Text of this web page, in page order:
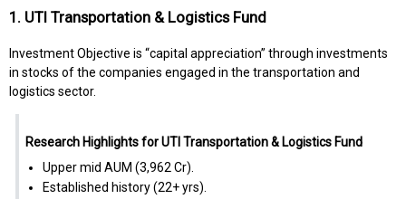
1. UTI Transportation & Logistics Fund
Investment Objective is “capital appreciation” through investments
in stocks of the companies engaged in the transportation and
logistics sector.
Research Highlights for UTI Transportation & Logistics Fund
Upper mid AUM (₹3,962 Cr).
Established history (22+ yrs).